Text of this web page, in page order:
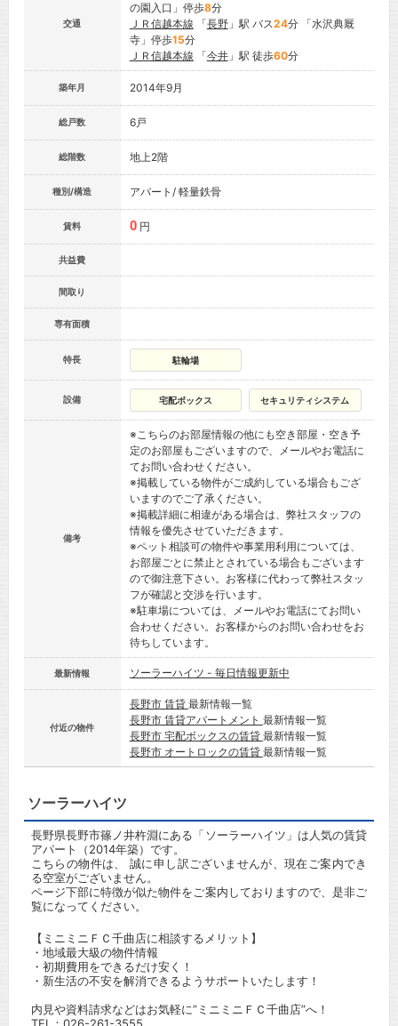
交通
の園入口」停歩8分
ＪＲ信越本線 「長野」駅 バス24分 「水沢典厩
寺」停歩15分
ＪＲ信越本線 「今井」駅 徒歩60分
築年月 2014年9月
総戸数 6戸
総階数 地上2階
種別/構造 アパート/ 軽量鉄骨
賃料 0 円
共益費
間取り
専有面積
特長 駐輪場
設備 宅配ボックス セキュリティシステム
備考
※こちらのお部屋情報の他にも空き部屋・空き予
定のお部屋もございますので、メールやお電話に
てお問い合わせください。
※掲載している物件がご成約している場合もござ
いますのでご了承ください。
※掲載詳細に相違がある場合は、弊社スタッフの
情報を優先させていただきます。
※ペット相談可の物件や事業用利用については、
お部屋ごとに禁止とされている場合もございます
ので御注意下さい。お客様に代わって弊社スタッ
フが確認と交渉を行います。
※駐車場については、メールやお電話にてお問い
合わせください。お客様からのお問い合わせをお
待ちしています。
最新情報 ソーラーハイツ - 毎日情報更新中
付近の物件
長野市 賃貸 最新情報一覧
長野市 賃貸アパートメント 最新情報一覧
長野市 宅配ボックスの賃貸 最新情報一覧
長野市 オートロックの賃貸 最新情報一覧
ソーラーハイツ
長野県長野市篠ノ井杵淵にある「ソーラーハイツ」は人気の賃貸
アパート（2014年築）です。
こちらの物件は、 誠に申し訳ございませんが、現在ご案内でき
る空室がございません。
ページ下部に特徴が似た物件をご案内しておりますので、是非ご
覧になってください。
【ミニミニＦＣ千曲店に相談するメリット】
・地域最大級の物件情報
・初期費用をできるだけ安く！
・新生活の不安を解消できるようサポートいたします！
内見や資料請求などはお気軽に”ミニミニＦＣ千曲店”へ！